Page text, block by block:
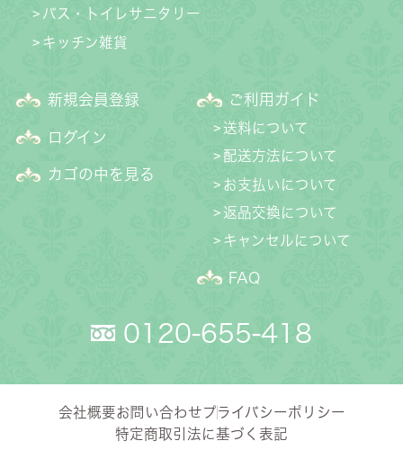
バス・トイレサニタリー
キッチン雑貨
新規会員登録
ログイン
カゴの中を見る
ご利用ガイド
送料について
配送方法について
お支払いについて
返品交換について
キャンセルについて
FAQ
0120-655-418
会社概要お問い合わせプライバシーポリシー
特定商取引法に基づく表記